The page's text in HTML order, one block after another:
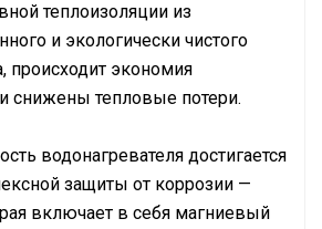
теплоизоляции из
и экологически чистого
происходит экономия
снижены тепловые потери.
водонагревателя достигается
защиты от коррозии —
включает в себя магниевый